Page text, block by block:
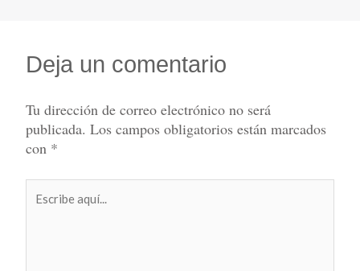
Deja un comentario
Tu dirección de correo electrónico no será
publicada. Los campos obligatorios están marcados
con *
aquí...